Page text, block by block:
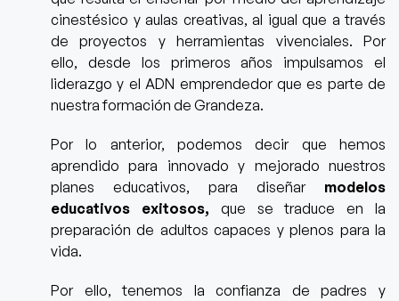
cinestésico y aulas creativas, al igual que a través
de proyectos y herramientas vivenciales. Por
ello, desde los primeros años impulsamos el
liderazgo y el ADN emprendedor que es parte de
nuestra formación de Grandeza.
Por lo anterior, podemos decir que hemos
aprendido para innovado y mejorado nuestros
planes educativos, para diseñar modelos
educativos exitosos, que se traduce en la
preparación de adultos capaces y plenos para la
vida.
Por ello, tenemos la confianza de padres y